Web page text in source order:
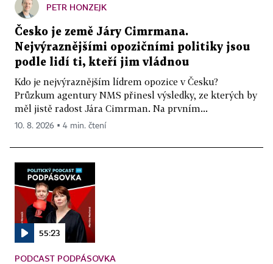
PETR HONZEJK
Česko je země Járy Cimrmana.
Nejvýraznějšími opozičními politiky jsou
podle lidí ti, kteří jim vládnou
Kdo je nejvýraznějším lídrem opozice v Česku?
Průzkum agentury NMS přinesl výsledky, ze kterých by
měl jistě radost Jára Cimrman. Na prvním...
10. 8. 2026 ▪ 4 min. čtení
55:23
PODCAST PODPÁSOVKA